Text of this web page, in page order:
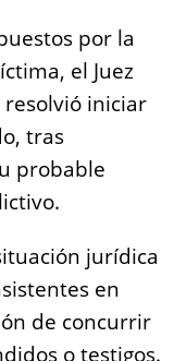
por la
el Juez
resolvió iniciar
tras
probable
jurídica
en
de concurrir
o testigos.